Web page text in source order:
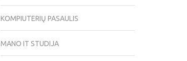
KOMPIUTERIŲ PASAULIS
MANO IT STUDIJA